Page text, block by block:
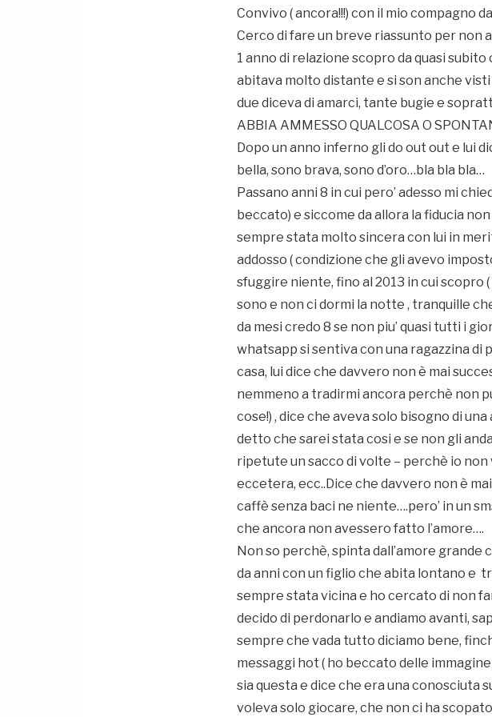
Convivo ( ancora!!!) con il mio compagno
Cerco di fare un breve riassunto per non
1 anno di relazione scopro da quasi
abitava molto distante e si son anche
due diceva di amarci, tante bugie e
ABBIA AMMESSO QUALCOSA O
Dopo un anno inferno gli do out out e lui
bella, sono brava, sono d’oro…bla bla bla…
Passano anni 8 in cui pero’ adesso mi
beccato) e siccome da allora la fiducia
sempre stata molto sincera con lui in
addosso ( condizione che gli avevo
sfuggire niente, fino al 2013 in cui scopro
sono e non ci dormi la notte , tranquille
da mesi credo 8 se non piu’ quasi tutti i
whatsapp si sentiva con una ragazzina di
casa, lui dice che davvero non è mai
nemmeno a tradirmi ancora perchè non
cose!) , dice che aveva solo bisogno di
detto che sarei stata cosi e se non gli
ripetute un sacco di volte – perchè io
eccetera, ecc..Dice che davvero non è
caffè senza baci ne niente….pero’ in un
che ancora non avessero fatto l’amore….
Non so perchè, spinta dall’amore
da anni con un figlio che abita lontano e
sempre stata vicina e ho cercato di non
decido di perdonarlo e andiamo avanti,
sempre che vada tutto diciamo bene,
messaggi hot ( ho beccato delle
sia questa e dice che era una conosciuta
voleva solo giocare, che non ci ha